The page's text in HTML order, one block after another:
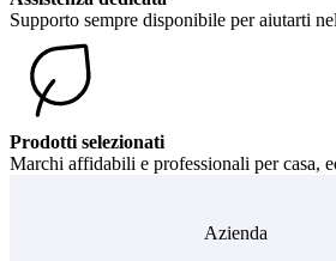
Supporto sempre disponibile per aiutarti
Prodotti selezionati
Marchi affidabili e professionali per casa,
Azienda